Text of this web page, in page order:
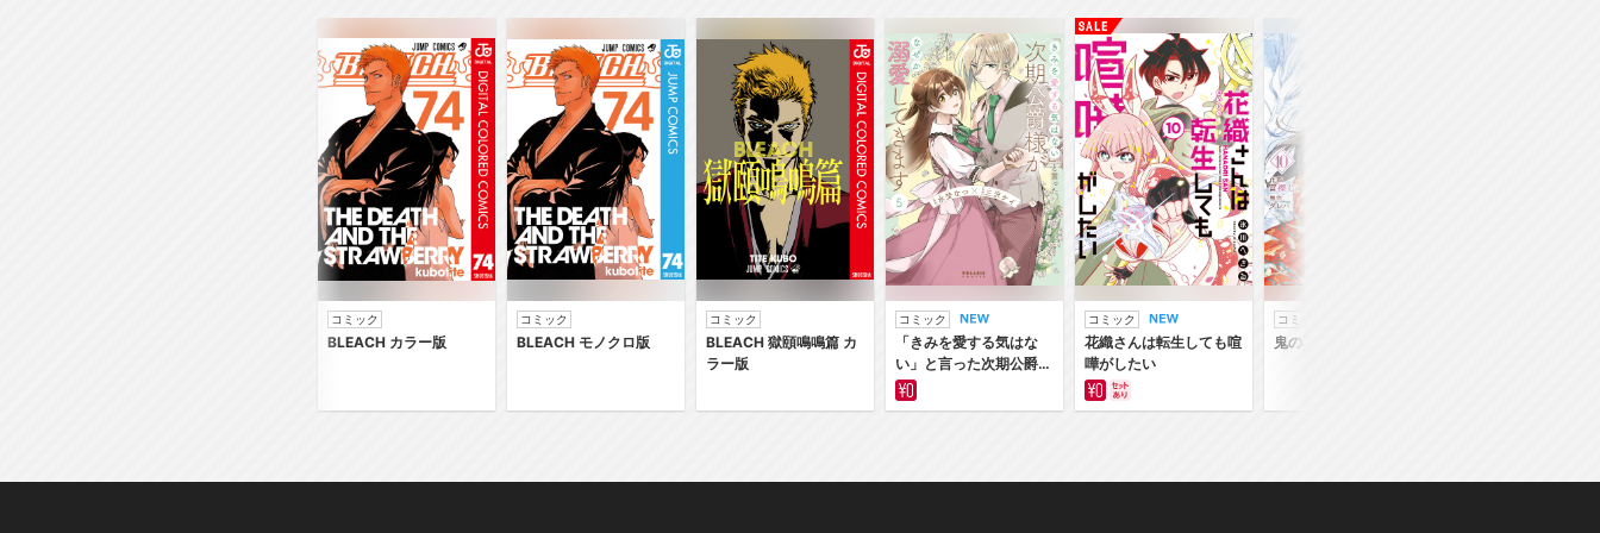
コミック
BLEACH カラー版
コミック
BLEACH モノクロ版
コミック
BLEACH 獄頤鳴鳴篇 カ
ラー版
コミック
「きみを愛する気はな
い」と言った次期公爵様
がなぜか溺愛してきます
コミック
花織さんは転生しても喧
嘩がしたい
コミック
鬼の花嫁